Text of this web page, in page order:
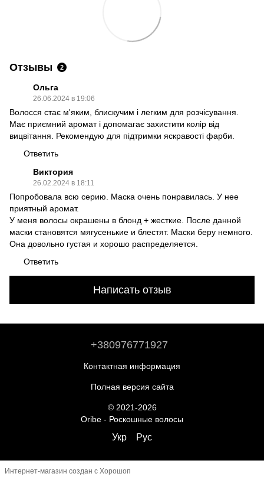
Отзывы 2
Ольга
26.06.2024 в 19:06
Волосся стає м'яким, блискучим і легким для розчісування.
Має приємний аромат і допомагає захистити колір від
вицвітання. Рекомендую для підтримки яскравості фарби.
Ответить
Виктория
26.02.2024 в 18:11
Попробовала всю серию. Маска очень понравилась. У нее
приятный аромат.
У меня волосы окрашены в блонд + жесткие. После данной
маски становятся мягусенькие и блестят. Маски беру немного.
Она довольно густая и хорошо распределяется.
Ответить
Написать отзыв
+380976771927
Контактная информация
Полная версия сайта
© 2021-2026
Oribe - Роскошные волосы
Укр Рус
Интернет-магазин создан с Хорошоп